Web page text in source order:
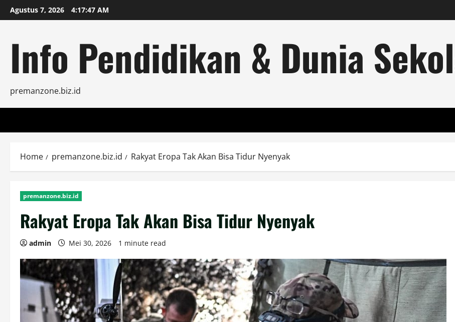
Skip
to
Agustus 7, 2026 4:17:48 AM
Info Pendidikan & Dunia
premanzone.biz.id
Home premanzone.biz.id Rakyat Eropa Tak Akan Bisa Tidur Nyenyak
premanzone.biz.id
Rakyat Eropa Tak Akan Bisa Tidur Nyenyak
admin Mei 30, 2026 1 minute read